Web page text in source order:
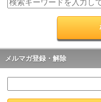
メルマガ登録・解除